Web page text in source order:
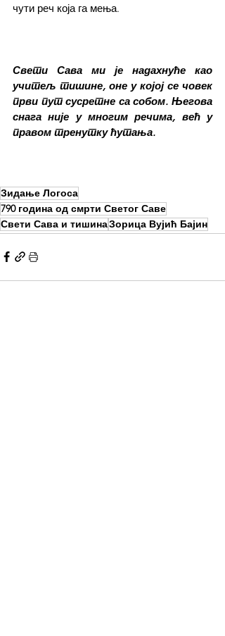
чути реч која га мења.
Свети Сава ми је надахнуће као
учитељ тишине, оне у којој се човек
први пут сусретне са собом. Његова
снага није у многим речима, већ у
правом тренутку ћутања.
Зидање Логоса
790 година од смрти Светог Саве
Свети Сава и тишинаЗорица Вујић Бајин